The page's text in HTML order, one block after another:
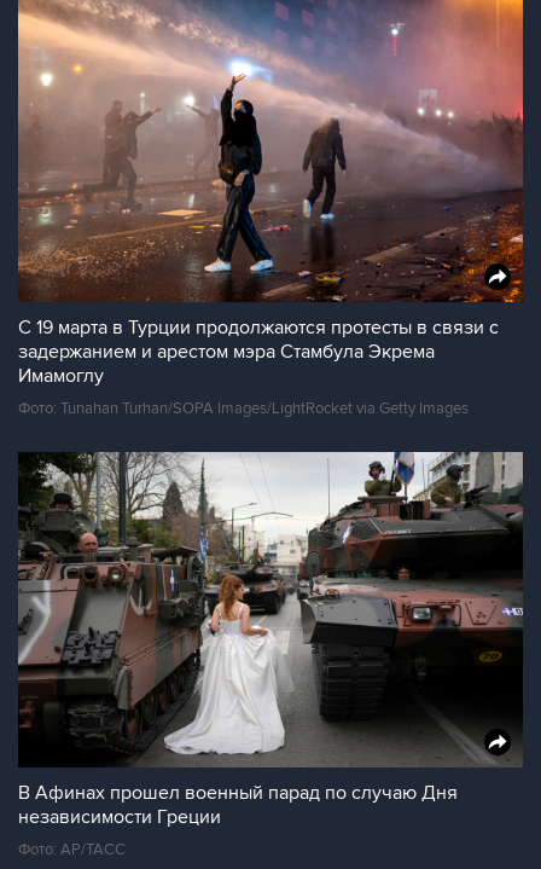
С 19 марта в Турции продолжаются протесты в связи с
задержанием и арестом мэра Стамбула Экрема
Имамоглу
Фото: Tunahan Turhan/SOPA Images/LightRocket via Getty Images
В Афинах прошел военный парад по случаю Дня
независимости Греции
Фото: АР/ТАСС